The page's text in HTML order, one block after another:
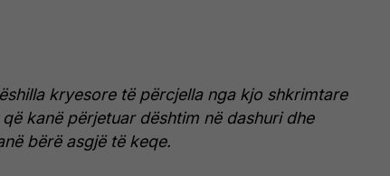
kryesore të përcjella nga kjo shkrimtare
kanë përjetuar dështim në dashuri dhe
bërë asgjë të keqe.